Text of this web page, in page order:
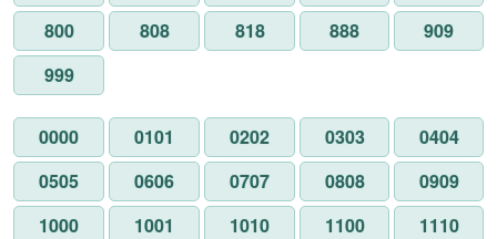
800
808 818 888
909
999
0000 0101 0202 0303
0404
0505
0606 0707 0808
0909
1000
1001 1010 1100
1110